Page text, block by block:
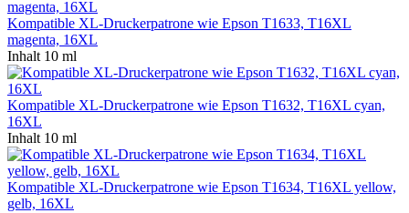
Kompatible XL-Druckerpatrone wie Epson T1633, T16XL
magenta, 16XL
Inhalt 10 ml
Kompatible XL-Druckerpatrone wie Epson T1632, T16XL cyan,
16XL
Inhalt 10 ml
Kompatible XL-Druckerpatrone wie Epson T1634, T16XL yellow,
gelb, 16XL